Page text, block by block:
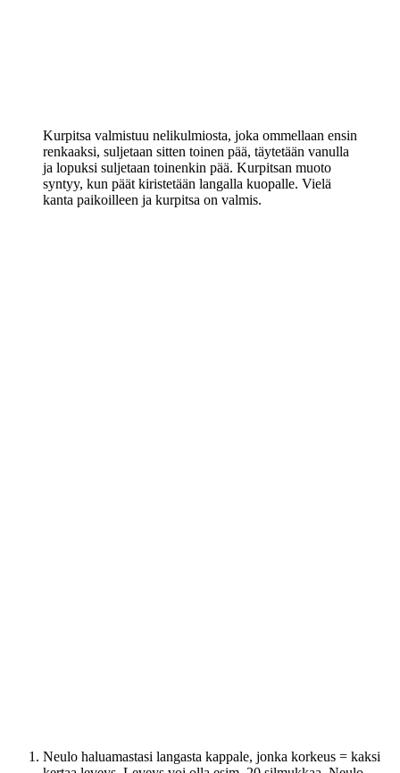
Kurpitsa valmistuu nelikulmiosta, joka ommellaan ensin
renkaaksi, suljetaan sitten toinen pää, täytetään vanulla
ja lopuksi suljetaan toinenkin pää. Kurpitsan muoto
syntyy, kun päät kiristetään langalla kuopalle. Vielä
kanta paikoilleen ja kurpitsa on valmis.
Neulo haluamastasi langasta kappale, jonka korkeus = kaksi